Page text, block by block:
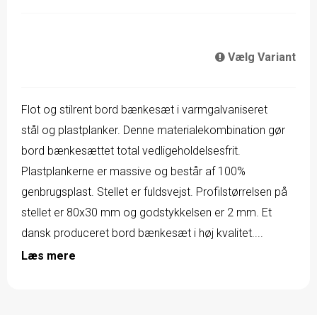
Vælg Variant
Flot og stilrent bord bænkesæt i varmgalvaniseret
stål og plastplanker. Denne materialekombination gør
bord bænkesættet total vedligeholdelsesfrit.
Plastplankerne er massive og består af 100%
genbrugsplast. Stellet er fuldsvejst. Profilstørrelsen på
stellet er 80x30 mm og godstykkelsen er 2 mm. Et
dansk produceret bord bænkesæt i høj kvalitet....
Læs mere